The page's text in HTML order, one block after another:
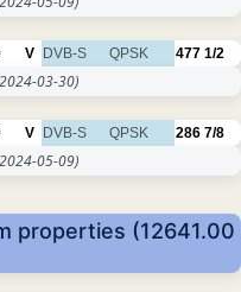
V DVB-S QPSK 477 1/2
03-30)
V DVB-S QPSK 286 7/8
05-09)
properties (12641.00